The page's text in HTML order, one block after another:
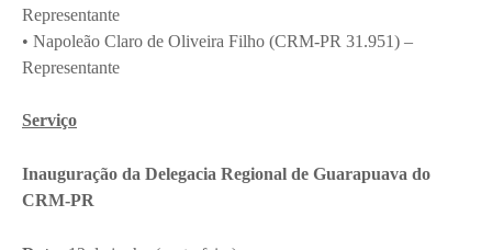
Representante
• Napoleão Claro de Oliveira Filho (CRM-PR 31.951) –
Representante
Serviço
Inauguração da Delegacia Regional de Guarapuava do
CRM-PR